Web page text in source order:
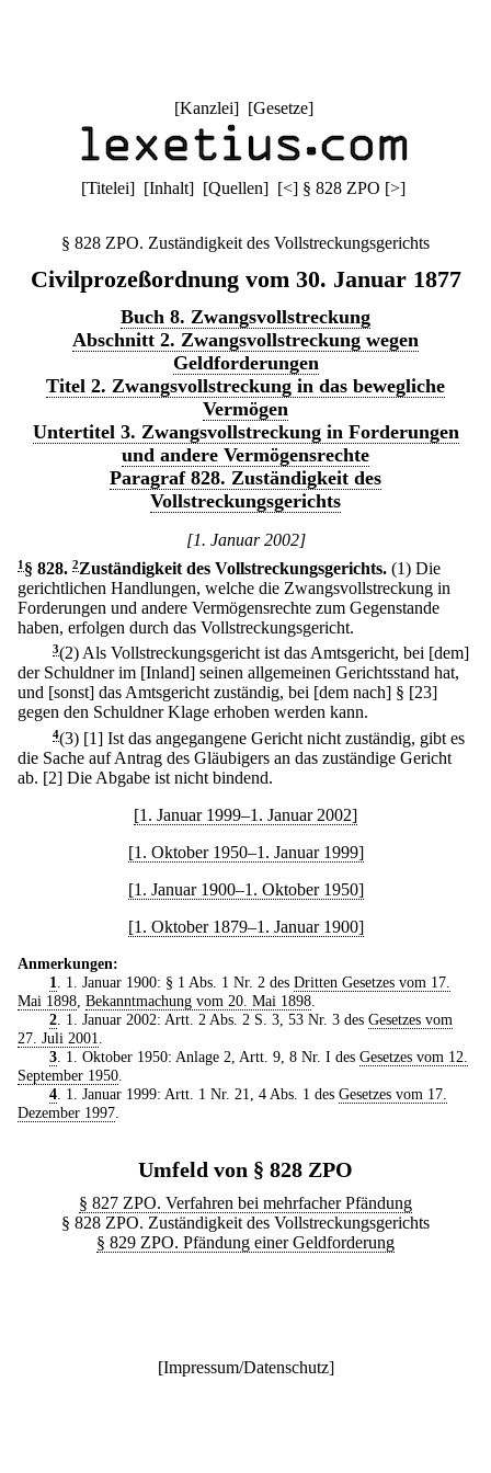
[Kanzlei] [Gesetze]
[Titelei] [Inhalt] [Quellen] [<] § 828 ZPO [>]
§ 828 ZPO. Zuständigkeit des Vollstreckungsgerichts
Civilprozeßordnung vom 30. Januar 1877
Buch 8. Zwangsvollstreckung
Abschnitt 2. Zwangsvollstreckung wegen
Geldforderungen
Titel 2. Zwangsvollstreckung in das bewegliche
Vermögen
Untertitel 3. Zwangsvollstreckung in Forderungen
und andere Vermögensrechte
Paragraf 828. Zuständigkeit des
Vollstreckungsgerichts
[1. Januar 2002]
1 § 828. 2Zuständigkeit des Vollstreckungsgerichts. (1) Die
gerichtlichen Handlungen, welche die Zwangsvollstreckung in
Forderungen und andere Vermögensrechte zum Gegenstande
haben, erfolgen durch das Vollstreckungsgericht.
3(2) Als Vollstreckungsgericht ist das Amtsgericht, bei [dem]
der Schuldner im [Inland] seinen allgemeinen Gerichtsstand hat,
und [sonst] das Amtsgericht zuständig, bei [dem nach] § [23]
gegen den Schuldner Klage erhoben werden kann.
4(3) [1] Ist das angegangene Gericht nicht zuständig, gibt es
die Sache auf Antrag des Gläubigers an das zuständige Gericht
ab. [2] Die Abgabe ist nicht bindend.
[1. Januar 1999–1. Januar 2002]
[1. Oktober 1950–1. Januar 1999]
[1. Januar 1900–1. Oktober 1950]
[1. Oktober 1879–1. Januar 1900]
Anmerkungen:
1
. 1. Januar 1900: § 1 Abs. 1 Nr. 2 des Dritten Gesetzes vom 17.
Mai 1898 Bekanntmachung vom 20. Mai 1898
2. 1. Januar 2002: Artt. 2 Abs. 2 S. 3, 53 Nr. 3 des Gesetzes vom
27. Juli 2001
3. 1. Oktober 1950: Anlage 2, Artt. 9, 8 Nr. I des Gesetzes vom 12.
September 1950
4. 1. Januar 1999: Artt. 1 Nr. 21, 4 Abs. 1 des Gesetzes vom 17.
Dezember 1997
Umfeld von § 828 ZPO
§ 827 ZPO. Verfahren bei mehrfacher Pfändung
§ 828 ZPO. Zuständigkeit des Vollstreckungsgerichts
§ 829 ZPO. Pfändung einer Geldforderung
[Impressum/Datenschutz]